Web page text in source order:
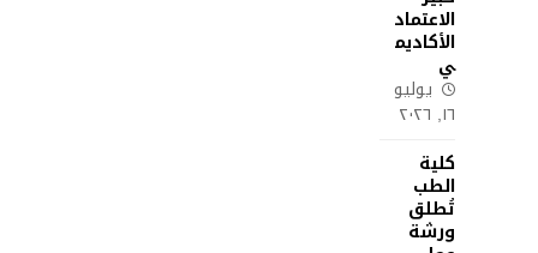
الاعتماد
الأكاديم
ي
يوليو
١٦, ٢٠٢٦
كلية
الطب
تُطلق
ورشة